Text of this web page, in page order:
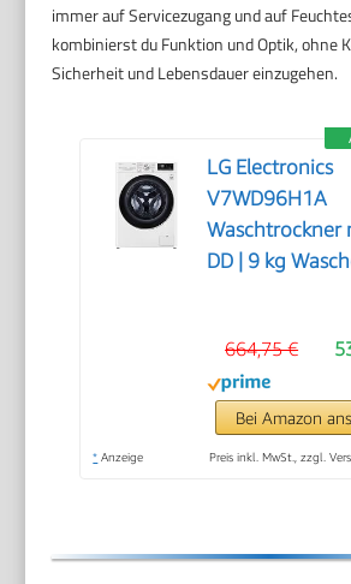
immer auf Servicezugang und auf
kombinierst du Funktion und Optik, ohne
Sicherheit und Lebensdauer einzugehen.
LG Electronics
V7WD96H1A
Waschtrockner
DD | 9 kg
TurboWash
Neue Wohlfühl-
Trommel | Wi-
Funktion | Weiß
664,75 €
Bei Amazon
* Anzeige Preis inkl. MwSt., zzgl.